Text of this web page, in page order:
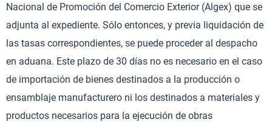
Nacional de Promoción del Comercio Exterior (Algex) que se
adjunta al expediente. Sólo entonces, y previa liquidación de
las tasas correspondientes, se puede proceder al despacho
en aduana. Este plazo de 30 días no es necesario en el caso
de importación de bienes destinados a la producción o
ensamblaje manufacturero ni los destinados a materiales y
productos necesarios para la ejecución de obras